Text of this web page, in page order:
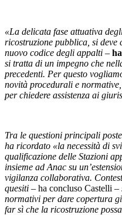
«La delicata fase attuativa
ricostruzione pubblica, si deve
nuovo codice degli appalti –
si tratta di un impegno che
precedenti. Per questo
novità procedurali e
per chiedere assistenza ai
Tra le questioni principali
ha ricordato «la necessità di
qualificazione delle Stazioni
insieme ad Anac su
vigilanza collaborativa.
quesiti – ha concluso Castelli –
normativi per dare copertura
far sì che la ricostruzione